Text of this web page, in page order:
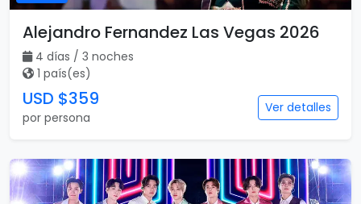
Alejandro Fernandez Las Vegas 2026
4 días / 3 noches
1 país(es)
USD $359
por persona
Ver detalles